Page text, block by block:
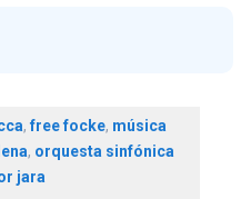
,free focke, música
, orquesta sinfónica
jara